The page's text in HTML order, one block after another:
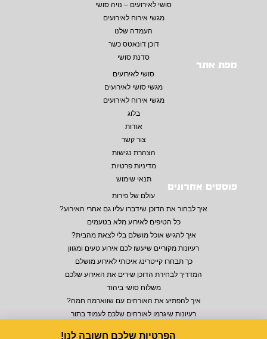
סושי לאירועים – נויה סושי
מגשי אירוח לאירועים
העמדה שלנו
דוכן דונאטס כשר
סדנת סושי
פוסטים אחרונים
עולם של פירות
איך לבחור את הדוכן שידברו עליו גם אחרי האירוע?
כל הטיפים לאירוע מלא בטעמים
איך להגיש אוכל מושלם בלי לצאת מהבית?
רעיונות מקוריים שיעשו לכם אירוע טעים ומגוון
כך תבחרו קייטרינג איכותי לאירוע מושלם
המדריך לבחירת הדוכן שירים את האירוע שלכם
משלוח סושי ביהוד
איך להפתיע את האורחים עם שווארמה חמה?
רעיונות שיגרמו לאורחים שלכם לעמוד בתור
מפת אתר
סושי לאירועים
מגשי סושי לאירועים
מגשי אירוח לאירועים
בלוג
אודות
צור קשר
הצהרת נגישות
מדיניות פרטיות
תנאי שימוש
הפרטיות שלכם חשובה לנו!